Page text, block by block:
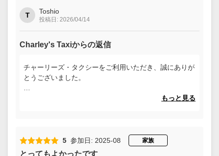
T Toshio
投稿日: 2026/04/14
Charley's Taxiからの返信
チャーリーズ・タクシーをご利用いただき、誠にありが
とうございました。
弊社のサービスにご満足いただけたとのお言葉を頂戴
ますとともに、またのご利用を心よりお待ち申し上げて
おります。
もっと見る
5 参加日: 2025-08 家族
とってもよかったです